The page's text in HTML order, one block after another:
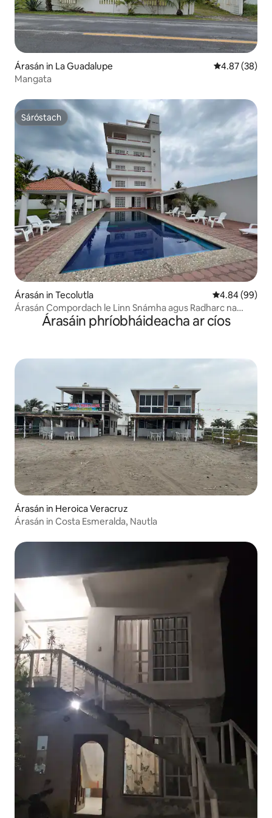
Árasán in La Guadalupe Meánrátáil
4.87 (38)
Mangata
Sáróstach
Sáróstach
Árasán in Tecolutla Meánrátáil
4.84 (99)
Árasán Compordach le Linn Snámha agus Radharc na
Árasáin phríobháideacha ar cíos
Árasán in Heroica Veracruz
Árasán in Costa Esmeralda, Nautla